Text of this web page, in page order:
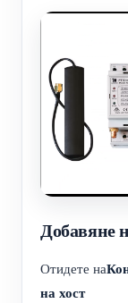
Добавяне
Отидете на
на хост